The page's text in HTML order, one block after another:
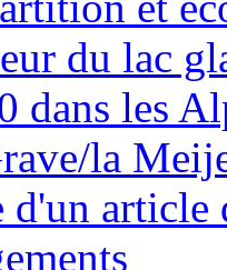
du lac
dans les
la
article